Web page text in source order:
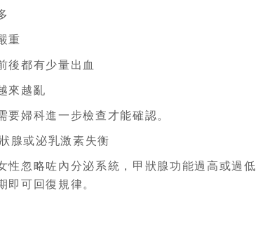
重
都有少量出血
越亂
婦科進一步檢查才能確認。
或泌乳激素失衡
忽略咗內分泌系統，甲狀腺功能過高或過低
即可回復規律。